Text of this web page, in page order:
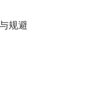
规避